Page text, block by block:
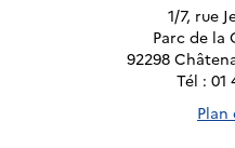
1/7, rue
Parc de la
92298
Tél : 01
Plan